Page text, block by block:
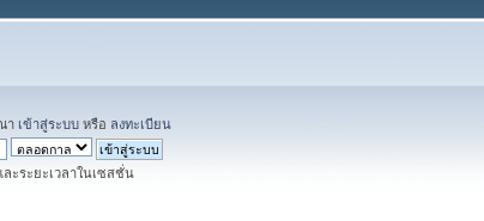
า เข้าสู่ระบบ หรือ ลงทะเบียน
ะระยะเวลาในเซสชั่น